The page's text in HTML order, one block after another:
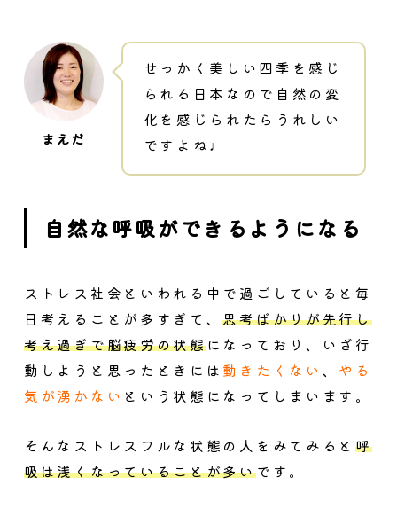
せっかく美しい四季を感じ
られる日本なので自然の変
化を感じられたらうれしい
ですよね♩
自然な呼吸ができるようになる
ストレス社会といわれる中で過ごしていると毎
日考えることが多すぎて、思考ばかりが先行し
考え過ぎで脳疲労の状態になっており、いざ行
動しようと思ったときには 動きたくない 、 やる
気が湧かない という状態になってしまいます。
そんなストレスフルな状態の人をみてみると 呼
吸は浅くなっていることが多いです。